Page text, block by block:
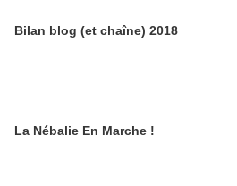
Bilan blog (et chaîne) 2018
La Nébalie En Marche !